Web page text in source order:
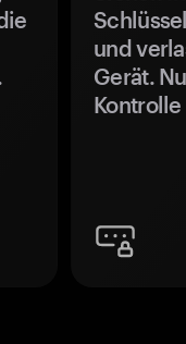
und
Gerät.